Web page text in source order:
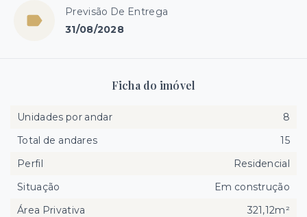
Previsão De Entrega
31/08/2028
Ficha do imóvel
Unidades por andar
8
Total de andares
15
Perfil
Residencial
Situação
Em construção
Área Privativa
321,12m²